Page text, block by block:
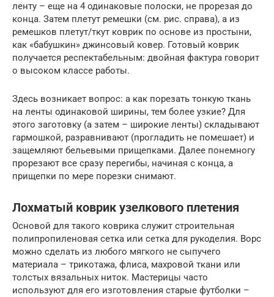
ленту – еще на 4 одинаковые полоски, не прорезая до
конца. Затем плетут ремешки (см. рис. справа), а из
ремешков плетут/ткут коврик по основе из простыни,
как «бабушкин» джинсовый ковер. Готовый коврик
получается респектабельным: двойная фактура говорит
о высоком классе работы.
Здесь возникает вопрос: а как порезать тонкую ткань
на ленты одинаковой ширины, тем более узкие? Для
этого заготовку (а затем – широкие ленты) складывают
гармошкой, разравнивают (прогладить не помешает) и
защемляют бельевыми прищепками. Далее понемногу
прорезают все сразу перегибы, начиная с конца, а
прищепки по мере порезки снимают.
Лохматый коврик узелкового плетения
Основой для такого коврика служит строительная
полипропиленовая сетка или сетка для рукоделия. Ворс
можно сделать из любого мягкого не сыпучего
материала – трикотажа, флиса, махровой ткани или
толстых вязальных ниток. Мастерицы часто
используют для его изготовления старые футболки –